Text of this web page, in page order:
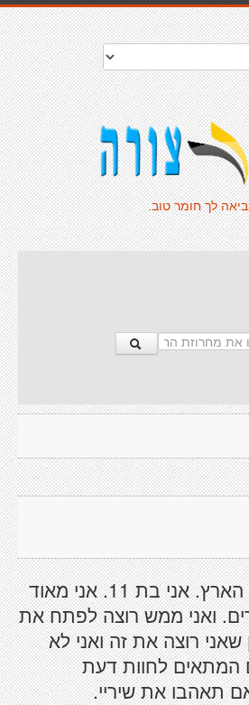
לך חומר טוב.
אני יעל, אני מצפון הארץ. אני בת 11. אני מאוד
ואני ממש רוצה לפתח את
רוצה את זה ואני לא
לחוות דעת
תאהבו את שיריי.